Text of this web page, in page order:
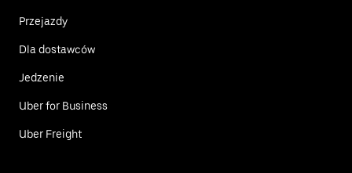
Przejazdy
Dla dostawców
Jedzenie
Uber for Business
Uber Freight